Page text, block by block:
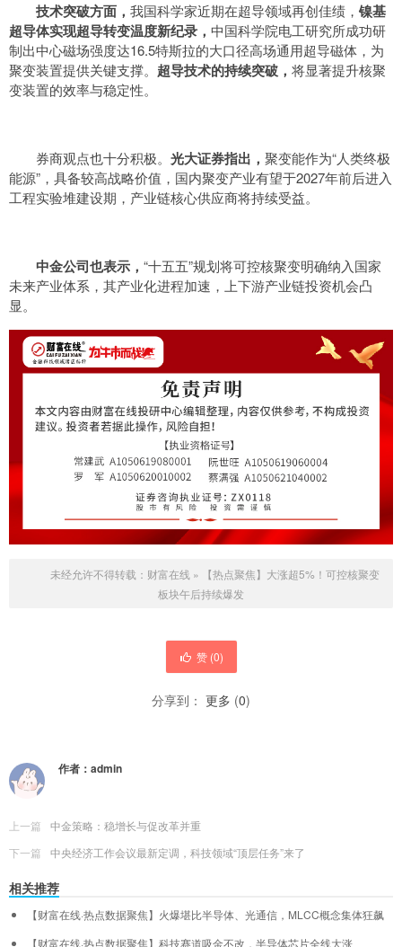
技术突破方面， 我国科学家近期在超导领域再创佳绩， 镍基
超导体实现超导转变温度新纪录， 中国科学院电工研究所成功研
制出中心磁场强度达16.5特斯拉的大口径高场通用超导磁体，为
聚变装置提供关键支撑。 超导技术的持续突破， 将显著提升核聚
变装置的效率与稳定性。
券商观点也十分积极。 光大证券指出， 聚变能作为“人类终极
能源”，具备较高战略价值，国内聚变产业有望于2027年前后进入
工程实验堆建设期，产业链核心供应商将持续受益。
中金公司也表示， “十五五”规划将可控核聚变明确纳入国家
未来产业体系，其产业化进程加速，上下游产业链投资机会凸
显。
未经允许不得转载： 财富在线 »
【热点聚焦】大涨超5%！可控核聚变
板块午后持续爆发
赞 (0)
分享到： 更多 (0)
作者： admin
上一篇
中金策略：稳增长与促改革并重
下一篇
中央经济工作会议最新定调，科技领域“顶层任务”来了
相关推荐
【财富在线·热点数据聚焦】火爆堪比半导体、光通信，MLCC概念集体狂飙
【财富在线·热点数据聚焦】科技赛道吸金不改，半导体芯片全线大涨